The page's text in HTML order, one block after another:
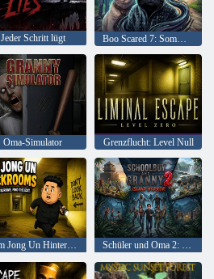
Jeder Schritt lügt Boo Scared 7: Sommer in Skulboevo
Oma-Simulator Grenzflucht: Level Null
Kim Jong Un Hinterzimmer Schüler und Oma 2: Überleben im Wald